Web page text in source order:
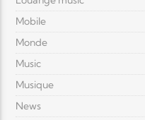
Mobile
Monde
Music
Musique
News